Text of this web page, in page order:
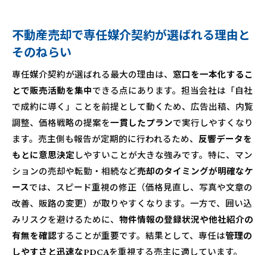
不動産売却で専任媒介契約が選ばれる理由と
そのねらい
専任媒介契約が選ばれる最大の理由は、 窓口を一本化するこ
とで販売活動を集中できる点にあります。担当会社は「自社
で成約に導く」ことを前提として動くため、広告出稿、内覧
調整、価格戦略の提案を一貫したプランで実行しやすくなり
ます。売主側も報告が定期的に行われるため、 反響データを
もとに意思決定しやすいことが大きな強みです。特に、マン
ションの売却や転勤・相続など売却のタイミングが明確なケ
ースでは、スピード重視の修正（価格見直し、写真や文章の
改善、販路の変更）が取りやすくなります。一方で、囲い込
みリスクを避けるために、 物件情報の登録状況や他社紹介の
有無を確認することが重要です。結果として、専任は管理の
しやすさと迅速なPDCAを重視する売主に適しています。